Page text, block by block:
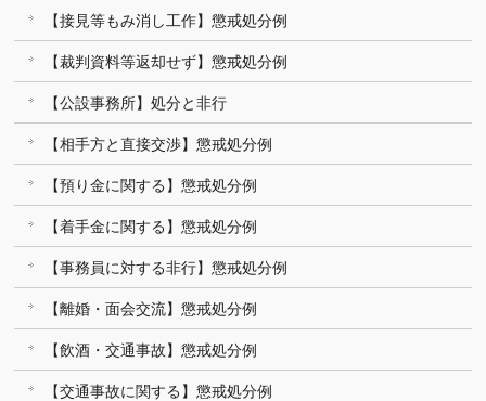
【接見等もみ消し工作】懲戒処分例
【裁判資料等返却せず】懲戒処分例
【公設事務所】処分と非行
【相手方と直接交渉】懲戒処分例
【預り金に関する】懲戒処分例
【着手金に関する】懲戒処分例
【事務員に対する非行】懲戒処分例
【離婚・面会交流】懲戒処分例
【飲酒・交通事故】懲戒処分例
【交通事故に関する】懲戒処分例